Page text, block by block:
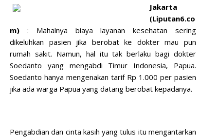
Jakarta
(Liputan6.co
m) : Mahalnya biaya layanan kesehatan sering
dikeluhkan pasien jika berobat ke dokter mau pun
rumah sakit. Namun, hal itu tak berlaku bagi dokter
Soedanto yang mengabdi Timur Indonesia, Papua.
Soedanto hanya mengenakan tarif Rp 1.000 per pasien
jika ada warga Papua yang datang berobat kepadanya.
Pengabdian dan cinta kasih yang tulus itu mengantarkan